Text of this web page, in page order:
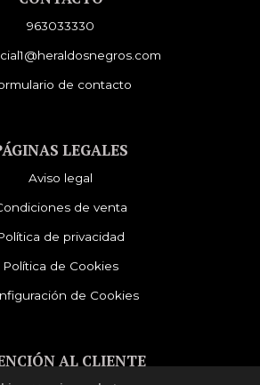
963033330
de contacto
LEGALES
Aviso legal
de venta
de privacidad
Política de Cookies
de Cookies
AL CLIENTE